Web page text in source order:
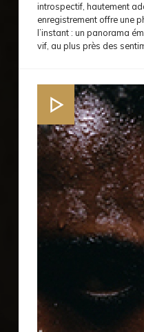
introspectif, hautement
enregistrement offre une
l’instant : un panorama
vif, au plus près des